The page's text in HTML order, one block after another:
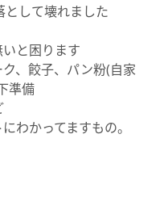
して壊れました
と困ります
、餃子、パン粉(自家
準備
わかってますもの。